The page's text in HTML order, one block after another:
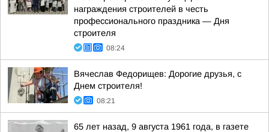
награждения строителей в честь
профессионального праздника — Дня
строителя
08:24
Вячеслав Федорищев: Дорогие друзья, с
Днем строителя!
08:21
65 лет назад, 9 августа 1961 года, в газете